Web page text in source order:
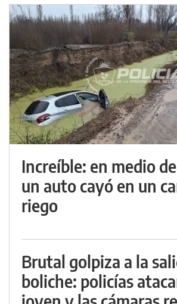
Increíble: en medio
un auto cayó en un
riego
Brutal golpiza a la
boliche: policías